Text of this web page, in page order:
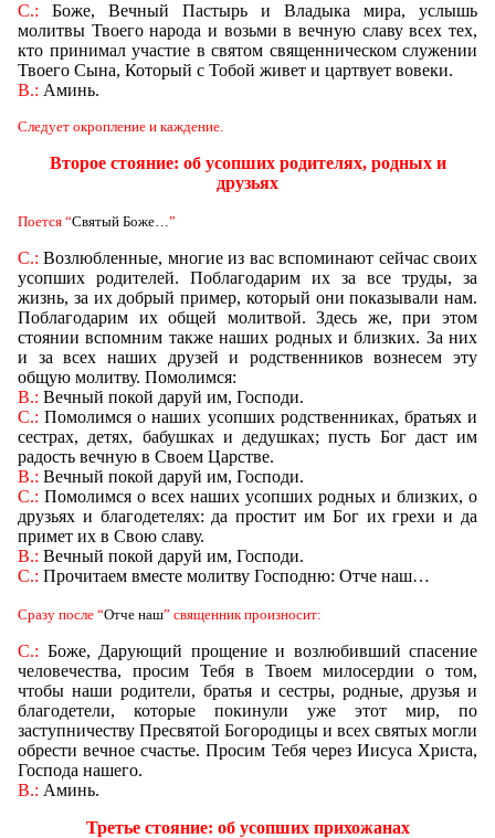
С.: Боже, Вечный Пастырь и Владыка мира, услышь
молитвы Твоего народа и возьми в вечную славу всех тех,
кто принимал участие в святом священническом служении
Твоего Сына, Который с Тобой живет и цартвует вовеки.
В.: Аминь.
Следует окропление и каждение.
Второе стояние: об усопших родителях, родных и
друзьях
Поется “Святый Боже…”
С.: Возлюбленные, многие из вас вспоминают сейчас своих
усопших родителей. Поблагодарим их за все труды, за
жизнь, за их добрый пример, который они показывали нам.
Поблагодарим их общей молитвой. Здесь же, при этом
стоянии вспомним также наших родных и близких. За них
и за всех наших друзей и родственников вознесем эту
общую молитву. Помолимся:
В.: Вечный покой даруй им, Господи.
С.: Помолимся о наших усопших родственниках, братьях и
сестрах, детях, бабушках и дедушках; пусть Бог даст им
радость вечную в Своем Царстве.
В.: Вечный покой даруй им, Господи.
С.: Помолимся о всех наших усопших родных и близких, о
друзьях и благодетелях: да простит им Бог их грехи и да
примет их в Свою славу.
В.: Вечный покой даруй им, Господи.
С.: Прочитаем вместе молитву Господню: Отче наш…
Сразу после “Отче наш” священник произносит:
С.: Боже, Дарующий прощение и возлюбивший спасение
человечества, просим Тебя в Твоем милосердии о том,
чтобы наши родители, братья и сестры, родные, друзья и
благодетели, которые покинули уже этот мир, по
заступничеству Пресвятой Богородицы и всех святых могли
обрести вечное счастье. Просим Тебя через Иисуса Христа,
Господа нашего.
В.: Аминь.
Третье стояние: об усопших прихожанах